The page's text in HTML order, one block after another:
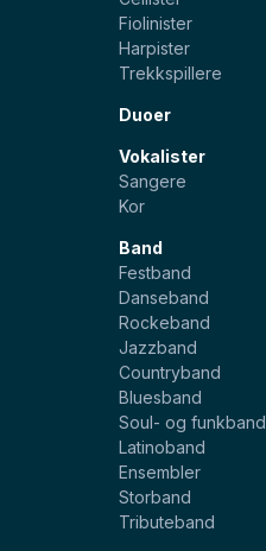
Fiolinister
Harpister
Trekkspillere
Duoer
Vokalister
Sangere
Kor
Band
Festband
Danseband
Rockeband
Jazzband
Countryband
Bluesband
Soul- og funkband
Latinoband
Ensembler
Storband
Tributeband